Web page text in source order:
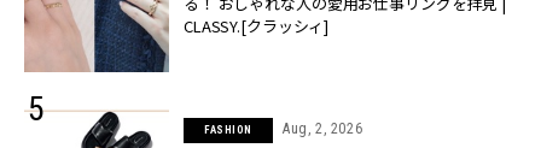
CLASSY.[クラッシィ]
FASHION Aug, 2, 2026